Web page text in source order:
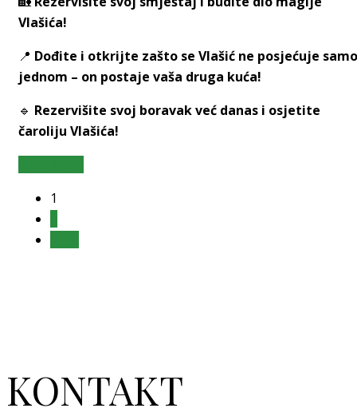
Vlašića!
📍 Dođite i otkrijte zašto se Vlašić ne posjećuje samo
jednom – on postaje vaša druga kuća!
🔹 Rezervišite svoj boravak već danas i osjetite
čaroliju Vlašića!
1
KONTAKT